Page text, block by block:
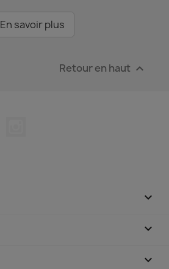
En savoir plus
Retour en haut 


